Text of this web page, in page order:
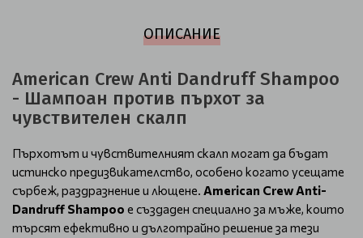
ОПИСАНИЕ
American Crew Anti Dandruff Shampoo
- Шампоан против пърхот за
чувствителен скалп
Пърхотът и чувствителният скалп могат да бъдат
истинско предизвикателство, особено когато усещате
сърбеж, раздразнение и лющене. American Crew Anti-
Dandruff Shampoo е създаден специално за мъже, които
търсят ефективно и дълготрайно решение за тези